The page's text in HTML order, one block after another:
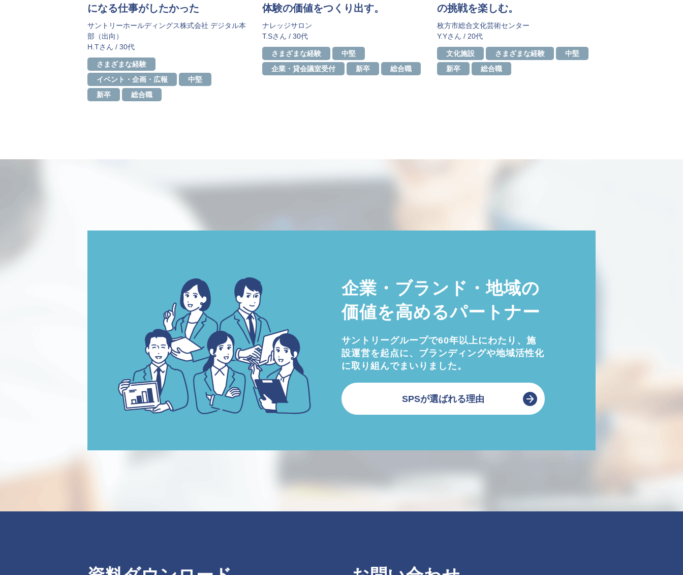
になる仕事がしたかった
サントリーホールディングス株式会社 デジタル本
部（出向）
H.Tさん / 30代
さまざまな経験
イベント・企画・広報
中堅
新卒
総合職
体験の価値をつくり出す。
ナレッジサロン
T.Sさん / 30代
さまざまな経験
中堅
企業・貸会議室受付
新卒 総合職
の挑戦を楽しむ。
枚方市総合文化芸術センター
Y.Yさん / 20代
​​文化施設 さまざまな経験
中堅
新卒
総合職
企業・ブランド・地域の
価値を高めるパートナー
サントリーグループで60年以上にわたり、施
設運営を起点に、ブランディングや地域活性化
に取り組んでまいりました。
SPSが選ばれる理由